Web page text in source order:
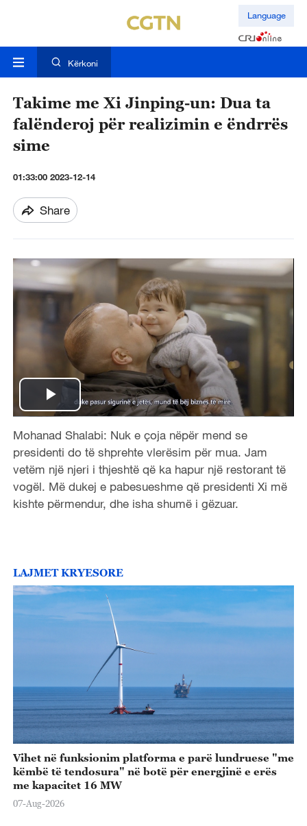
Language
Kërkoni
Takime me Xi Jinping-un: Dua ta
falënderoj për realizimin e ëndrrës
sime
01:33:00 2023-12-14
Share
P
l
a
y
i
d
e
Mohanad Shalabi: Nuk e çoja nëpër mend se
presidenti do të shprehte vlerësim për mua. Jam
vetëm një njeri i thjeshtë që ka hapur një restorant të
vogël. Më dukej e pabesueshme që presidenti Xi më
kishte përmendur, dhe isha shumë i gëzuar.
LAJMET KRYESORE
Vihet në funksionim platforma e parë lundruese "me
këmbë të tendosura" në botë për energjinë e erës
me kapacitet 16 MW
07-Aug-2026